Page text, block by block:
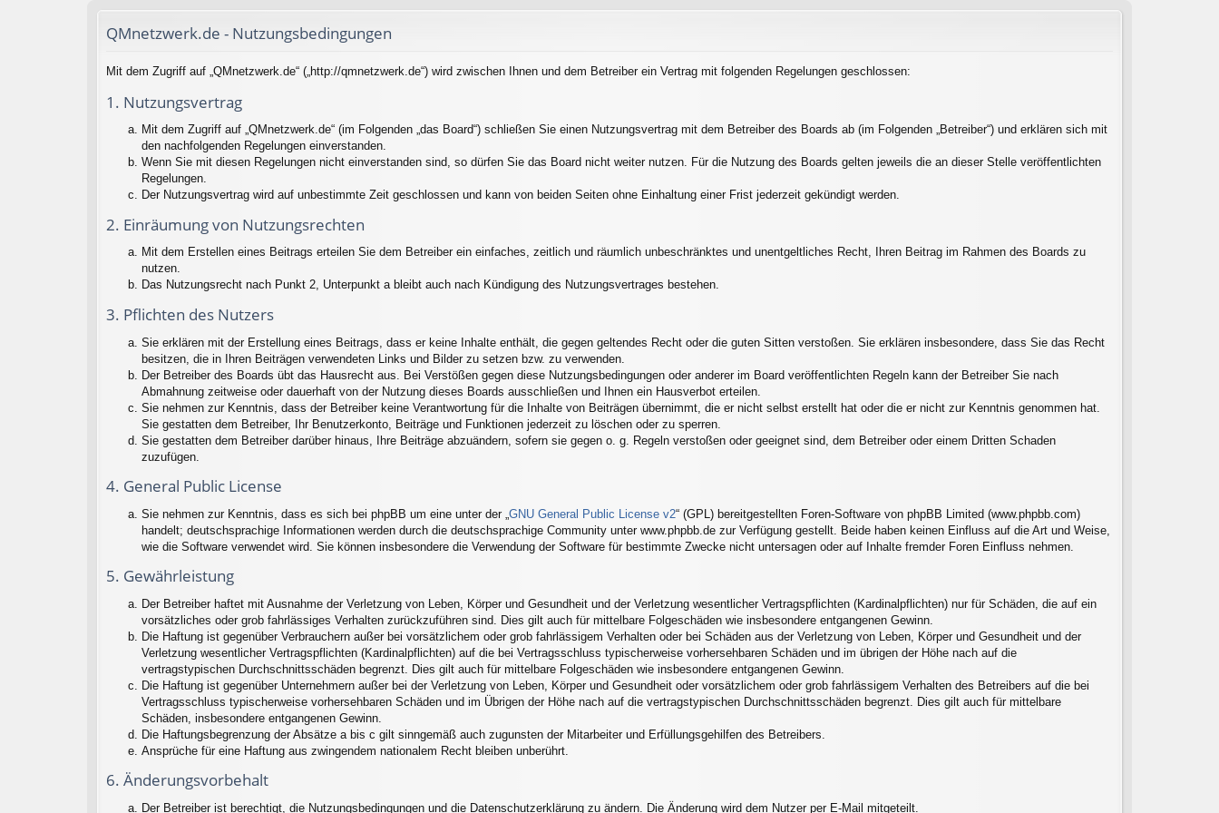
QMnetzwerk.de - Nutzungsbedingungen
Mit dem Zugriff auf „QMnetzwerk.de“ („http://qmnetzwerk.de“) wird zwischen Ihnen und dem Betreiber ein Vertrag mit folgenden Regelungen geschlossen:
1. Nutzungsvertrag
Mit dem Zugriff auf „QMnetzwerk.de“ (im Folgenden „das Board“) schließen Sie einen Nutzungsvertrag mit dem Betreiber des Boards ab (im Folgenden „Betreiber“) und erklären sich mit
den nachfolgenden Regelungen einverstanden.
Wenn Sie mit diesen Regelungen nicht einverstanden sind, so dürfen Sie das Board nicht weiter nutzen. Für die Nutzung des Boards gelten jeweils die an dieser Stelle veröffentlichten
Regelungen.
Der Nutzungsvertrag wird auf unbestimmte Zeit geschlossen und kann von beiden Seiten ohne Einhaltung einer Frist jederzeit gekündigt werden.
2. Einräumung von Nutzungsrechten
Mit dem Erstellen eines Beitrags erteilen Sie dem Betreiber ein einfaches, zeitlich und räumlich unbeschränktes und unentgeltliches Recht, Ihren Beitrag im Rahmen des Boards zu
nutzen.
Das Nutzungsrecht nach Punkt 2, Unterpunkt a bleibt auch nach Kündigung des Nutzungsvertrages bestehen.
3. Pflichten des Nutzers
Sie erklären mit der Erstellung eines Beitrags, dass er keine Inhalte enthält, die gegen geltendes Recht oder die guten Sitten verstoßen. Sie erklären insbesondere, dass Sie das Recht
besitzen, die in Ihren Beiträgen verwendeten Links und Bilder zu setzen bzw. zu verwenden.
Der Betreiber des Boards übt das Hausrecht aus. Bei Verstößen gegen diese Nutzungsbedingungen oder anderer im Board veröffentlichten Regeln kann der Betreiber Sie nach
Abmahnung zeitweise oder dauerhaft von der Nutzung dieses Boards ausschließen und Ihnen ein Hausverbot erteilen.
Sie nehmen zur Kenntnis, dass der Betreiber keine Verantwortung für die Inhalte von Beiträgen übernimmt, die er nicht selbst erstellt hat oder die er nicht zur Kenntnis genommen hat.
Sie gestatten dem Betreiber, Ihr Benutzerkonto, Beiträge und Funktionen jederzeit zu löschen oder zu sperren.
Sie gestatten dem Betreiber darüber hinaus, Ihre Beiträge abzuändern, sofern sie gegen o. g. Regeln verstoßen oder geeignet sind, dem Betreiber oder einem Dritten Schaden
zuzufügen.
4. General Public License
Sie nehmen zur Kenntnis, dass es sich bei phpBB um eine unter der „ GNU General Public License v2“ (GPL) bereitgestellten Foren-Software von phpBB Limited (www.phpbb.com)
handelt; deutschsprachige Informationen werden durch die deutschsprachige Community unter www.phpbb.de zur Verfügung gestellt. Beide haben keinen Einfluss auf die Art und Weise,
wie die Software verwendet wird. Sie können insbesondere die Verwendung der Software für bestimmte Zwecke nicht untersagen oder auf Inhalte fremder Foren Einfluss nehmen.
5. Gewährleistung
Der Betreiber haftet mit Ausnahme der Verletzung von Leben, Körper und Gesundheit und der Verletzung wesentlicher Vertragspflichten (Kardinalpflichten) nur für Schäden, die auf ein
vorsätzliches oder grob fahrlässiges Verhalten zurückzuführen sind. Dies gilt auch für mittelbare Folgeschäden wie insbesondere entgangenen Gewinn.
Die Haftung ist gegenüber Verbrauchern außer bei vorsätzlichem oder grob fahrlässigem Verhalten oder bei Schäden aus der Verletzung von Leben, Körper und Gesundheit und der
Verletzung wesentlicher Vertragspflichten (Kardinalpflichten) auf die bei Vertragsschluss typischerweise vorhersehbaren Schäden und im übrigen der Höhe nach auf die
vertragstypischen Durchschnittsschäden begrenzt. Dies gilt auch für mittelbare Folgeschäden wie insbesondere entgangenen Gewinn.
Die Haftung ist gegenüber Unternehmern außer bei der Verletzung von Leben, Körper und Gesundheit oder vorsätzlichem oder grob fahrlässigem Verhalten des Betreibers auf die bei
Vertragsschluss typischerweise vorhersehbaren Schäden und im Übrigen der Höhe nach auf die vertragstypischen Durchschnittsschäden begrenzt. Dies gilt auch für mittelbare
Schäden, insbesondere entgangenen Gewinn.
Die Haftungsbegrenzung der Absätze a bis c gilt sinngemäß auch zugunsten der Mitarbeiter und Erfüllungsgehilfen des Betreibers.
Ansprüche für eine Haftung aus zwingendem nationalem Recht bleiben unberührt.
6. Änderungsvorbehalt
Der Betreiber ist berechtigt, die Nutzungsbedingungen und die Datenschutzerklärung zu ändern. Die Änderung wird dem Nutzer per E-Mail mitgeteilt.